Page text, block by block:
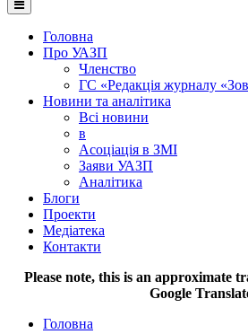
Головна
Про УАЗП
Членство
ГС «Редакція журналу
Новини та аналітика
Всі новини
в
Асоціація в ЗМІ
Заяви УАЗП
Аналітика
Блоги
Проекти
Медіатека
Контакти
Please note, this is an approximate
Google
Головна